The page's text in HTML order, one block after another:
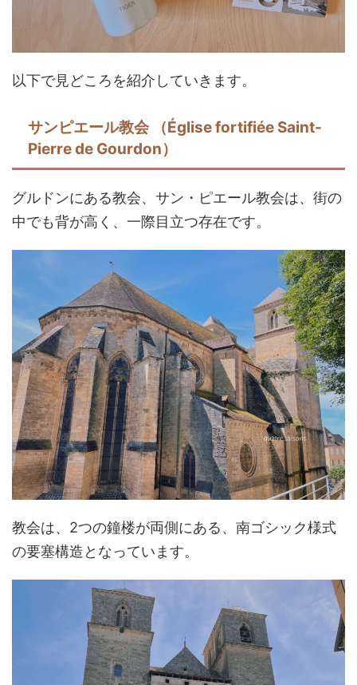
以下で見どころを紹介していきます。
サンピエール教会 （Église fortifiée Saint-
Pierre de Gourdon）
グルドンにある教会、サン・ピエール教会は、街の
中でも背が高く、一際目立つ存在です。
教会は、2つの鐘楼が両側にある、南ゴシック様式
の要塞構造となっています。